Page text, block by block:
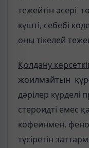
тежейтін әсері
күшті, себебі
оны тікелей
Қолдану
жоилмайтын
дәрілер
стероидті емес
кофеинмен,
түсіретін